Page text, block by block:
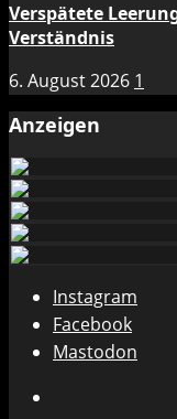
Verspätete
Verständnis
6. August 2026 1
Anzeigen
Instagram
Facebook
Mastodon